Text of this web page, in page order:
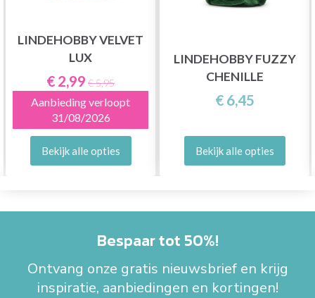
LINDEHOBBY VELVET
LUX
€ 2,99 € 5,95
Aanbieding verloopt
31/08/2026
Bekijk alle opties
LINDEHOBBY FUZZY
CHENILLE
€ 6,45
Bekijk alle opties
Bespaar tot 50%!
Ontvang onze gratis nieuwsbrief en krijg
inspiratie, aanbiedingen en kortingen!